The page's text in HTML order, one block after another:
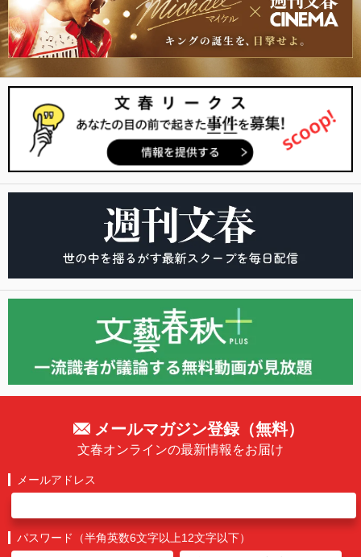
メールマガジン登録（無料）
文春オンラインの最新情報をお届け
メールアドレス
パスワード（半角英数6文字以上12文字以下）